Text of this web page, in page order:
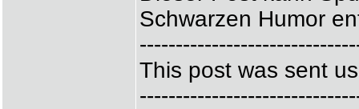
Schwarzen Humor
This post was sent